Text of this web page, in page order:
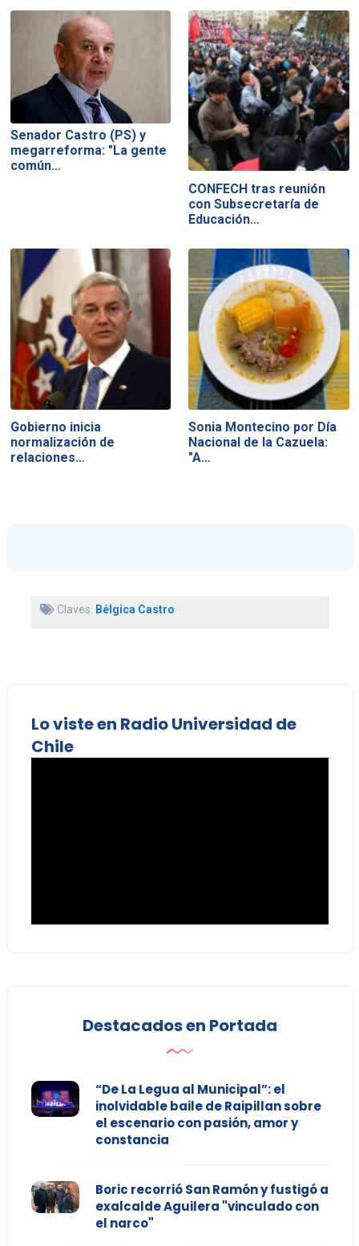
Senador Castro (PS) y
megarreforma: "La gente
común…
CONFECH tras reunión
con Subsecretaría de
Educación…
Gobierno inicia
normalización de
relaciones…
Sonia Montecino por Día
Nacional de la Cazuela:
"A…
Claves: Bélgica Castro
Lo viste en Radio Universidad de
Chile
Destacados en Portada
“De La Legua al Municipal”: el
inolvidable baile de Raipillan sobre
el escenario con pasión, amor y
constancia
Boric recorrió San Ramón y fustigó a
exalcalde Aguilera "vinculado con
el narco"